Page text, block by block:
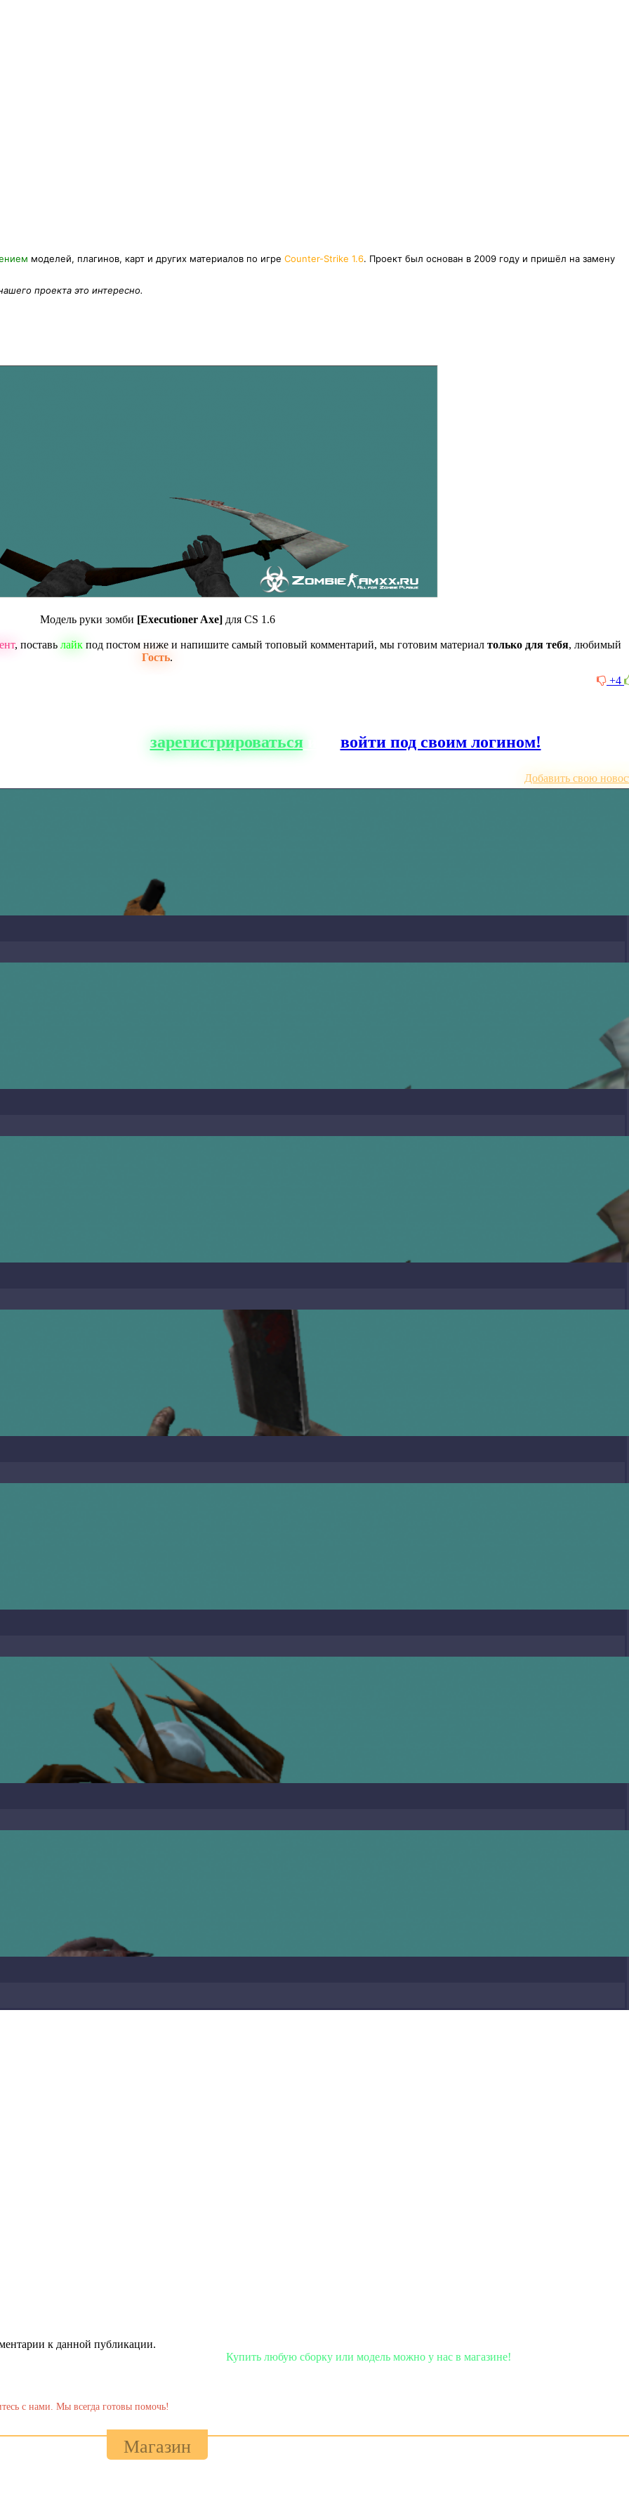
моделей, плагинов, карт и других материалов по игре Counter-Strike 1.6. Проект был основан в 2009 году и пришёл на замену
проекта это интересно.
Модель руки зомби [Executioner Axe]для CS 1.6
, поставь лайкпод постом ниже и напишите самый топовый комментарий, мы готовим материал только для тебя, любимый
Гость.
+4
сайта, вам нужно зарегистрироватьсяили войти под своим логином!
Добавить свою
к данной публикации.
Купить любую сборку или модель можно у нас в магазине!
с нами. Мы всегда готовы помочь!
Магазин